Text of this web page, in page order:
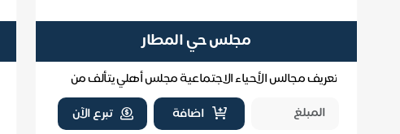
مجلس حي المطار
تعريف مجالس الأحياء الاجتماعية مجلس أهلي يتألف من
سكان الحي يعمل على تحقيق التواصل والتنمية الاجتماع...
اضافة تبرع الآن